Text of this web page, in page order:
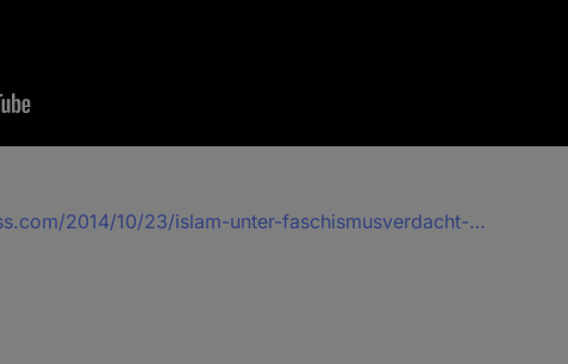
2014/10/23/islam-unter-faschismusverdacht-…